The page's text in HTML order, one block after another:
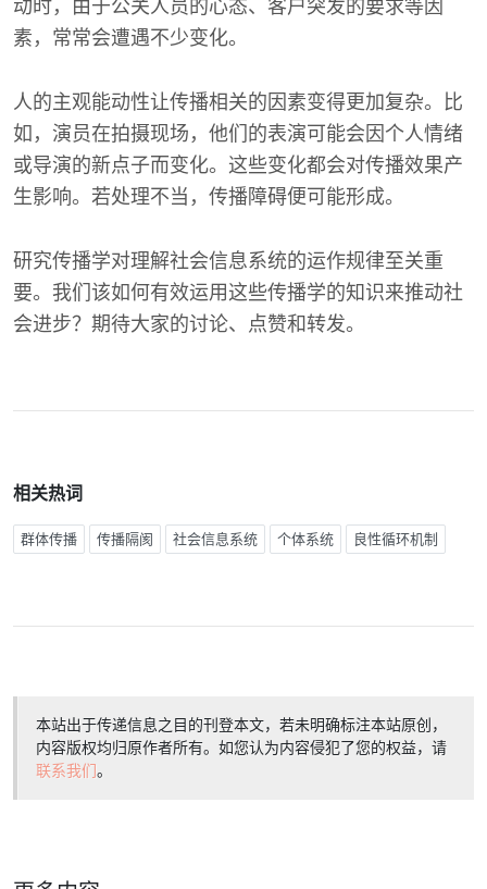
动时，由于公关人员的心态、客户突发的要求等因
素，常常会遭遇不少变化。
人的主观能动性让传播相关的因素变得更加复杂。比
如，演员在拍摄现场，他们的表演可能会因个人情绪
或导演的新点子而变化。这些变化都会对传播效果产
生影响。若处理不当，传播障碍便可能形成。
研究传播学对理解社会信息系统的运作规律至关重
要。我们该如何有效运用这些传播学的知识来推动社
会进步？期待大家的讨论、点赞和转发。
相关热词
群体传播 传播隔阂 社会信息系统 个体系统 良性循环机制
本站出于传递信息之目的刊登本文，若未明确标注本站原创，
内容版权均归原作者所有。如您认为内容侵犯了您的权益，请
联系我们。